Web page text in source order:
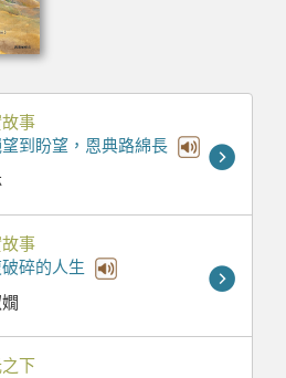
事
到盼望，恩典路綿長
事
碎的人生
之下